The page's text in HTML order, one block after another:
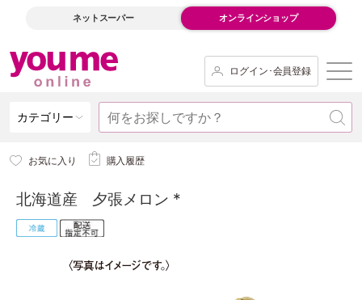
ネットスーパー オンラインショップ
ログイン･会員登録
カテゴリー
お気に入り 購入履歴
北海道産 夕張メロン *